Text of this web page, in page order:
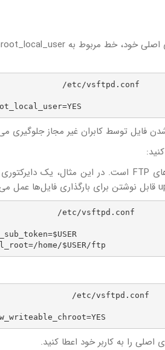
home/$USER/ftp
را به کاربر خود اعطا کنید.